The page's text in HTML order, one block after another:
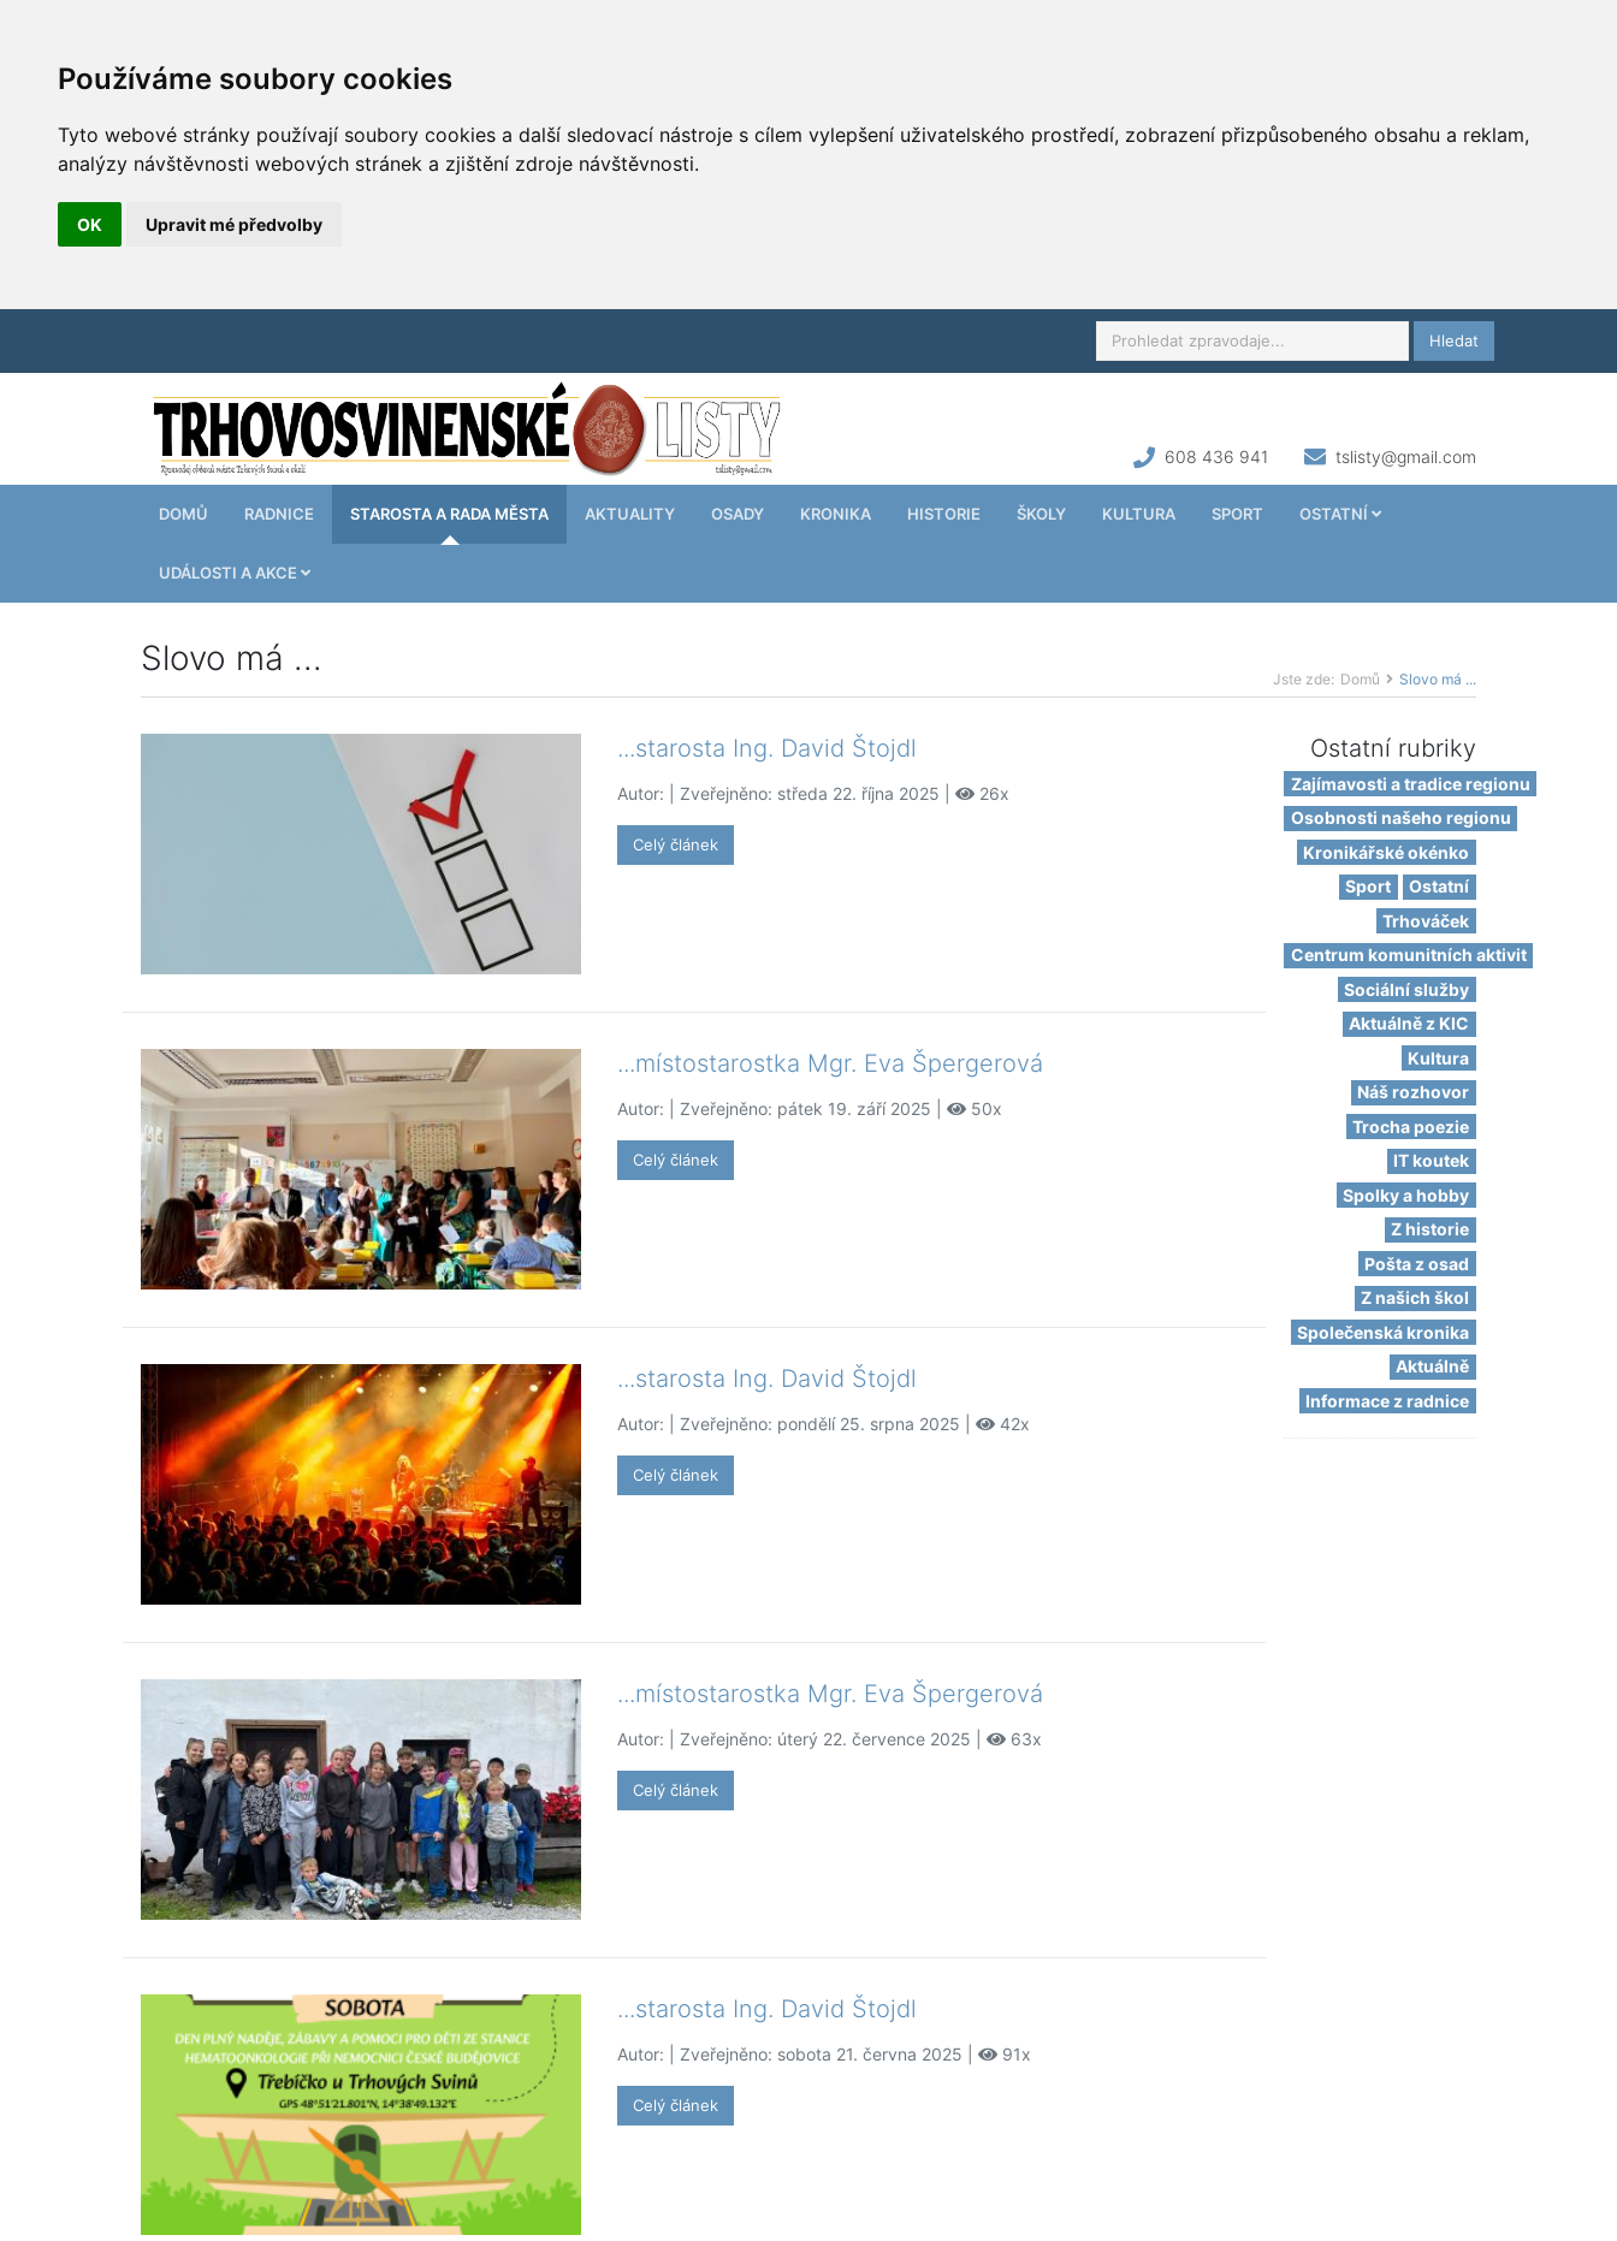
Používáme soubory cookies
Tyto webové stránky používají soubory cookies a další sledovací nástroje s cílem vylepšení uživatelského prostředí, zobrazení přizpůsobeného obsahu a reklam,
analýzy návštěvnosti webových stránek a zjištění zdroje návštěvnosti.
OK Upravit mé předvolby
Hledat
608 436 941 tslisty@gmail.com
DOMŮ RADNICE STAROSTA A RADA MĚSTA AKTUALITY OSADY KRONIKA HISTORIE ŠKOLY KULTURA SPORT OSTATNÍ
UDÁLOSTI A AKCE
Slovo má ...
Jste zde: Domů Slovo má ...
...starosta Ing. David Štojdl
Autor: | Zveřejněno: středa 22. října 2025 | 26x
Celý článek
...místostarostka Mgr. Eva Špergerová
Autor: | Zveřejněno: pátek 19. září 2025 | 50x
Celý článek
...starosta Ing. David Štojdl
Autor: | Zveřejněno: pondělí 25. srpna 2025 | 42x
Celý článek
...místostarostka Mgr. Eva Špergerová
Autor: | Zveřejněno: úterý 22. července 2025 | 63x
Celý článek
...starosta Ing. David Štojdl
Autor: | Zveřejněno: sobota 21. června 2025 | 91x
Celý článek
Ostatní rubriky
Zajímavosti a tradice regionu
Osobnosti našeho regionu
Kronikářské okénko
Sport
Ostatní
Trhováček
Centrum komunitních aktivit
Sociální služby
Aktuálně z KIC
Kultura
Náš rozhovor
Trocha poezie
IT koutek
Spolky a hobby
Z historie
Pošta z osad
Z našich škol
Společenská kronika
Aktuálně
Informace z radnice